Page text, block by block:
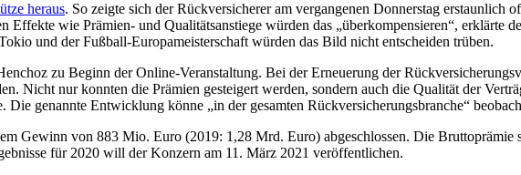
heraus. So zeigte sich der Rückversicherer am vergangenen Donnerstag erstaunlich
wie Prämien- und Qualitätsanstiege würden das „überkompensieren“, erklärte
und der Fußball-Europameisterschaft würden das Bild nicht entscheiden trüben.
zu Beginn der Online-Veranstaltung. Bei der Erneuerung der
Nicht nur konnten die Prämien gesteigert werden, sondern auch die Qualität der
genannte Entwicklung könne „in der gesamten Rückversicherungsbranche“
Gewinn von 883 Mio. Euro (2019: 1,28 Mrd. Euro) abgeschlossen. Die
für 2020 will der Konzern am 11. März 2021 veröffentlichen.